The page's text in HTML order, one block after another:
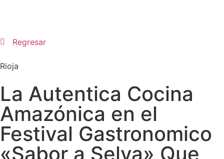
Regresar
Rioja
La Autentica Cocina
Amazónica en el
Festival Gastronomico
«Sabor a Selva» Que